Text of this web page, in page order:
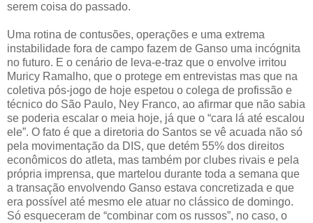
serem coisa do passado.
Uma rotina de contusões, operações e uma extrema
instabilidade fora de campo fazem de Ganso uma incógnita
no futuro. E o cenário de leva-e-traz que o envolve irritou
Muricy Ramalho, que o protege em entrevistas mas que na
coletiva pós-jogo de hoje espetou o colega de profissão e
técnico do São Paulo, Ney Franco, ao afirmar que não sabia
se poderia escalar o meia hoje, já que o “cara lá até escalou
ele”. O fato é que a diretoria do Santos se vê acuada não só
pela movimentação da DIS, que detém 55% dos direitos
econômicos do atleta, mas também por clubes rivais e pela
própria imprensa, que martelou durante toda a semana que
a transação envolvendo Ganso estava concretizada e que
era possível até mesmo ele atuar no clássico de domingo.
Só esqueceram de “combinar com os russos”, no caso, o